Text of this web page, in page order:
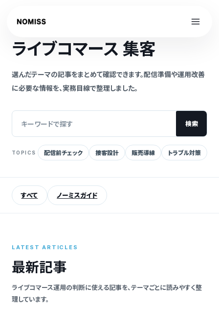
ライブコマース 集客
選んだテーマの記事をまとめて確認できます。配信準備や運用改善
に必要な情報を、実務目線で整理しました。
事
検索
TOPICS 配信前チェック 接客設計 販売導線 トラブル対策
すべて ノーミスガイド
LATEST ARTICLES
最新記事
ライブコマース運用の判断に使える記事を、テーマごとに読みやすく整
理しています。